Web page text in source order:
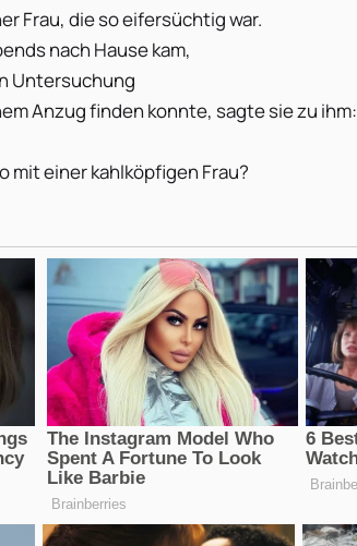
Frau, die so eifersüchtig war.
nach Hause kam,
Untersuchung
Anzug finden konnte, sagte sie zu ihm:
einer kahlköpfigen Frau?